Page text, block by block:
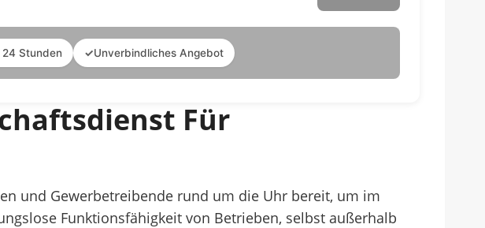
Stunden ✓Unverbindliches Angebot
Für
und Gewerbetreibende rund um die Uhr bereit, um im
Funktionsfähigkeit von Betrieben, selbst außerhalb